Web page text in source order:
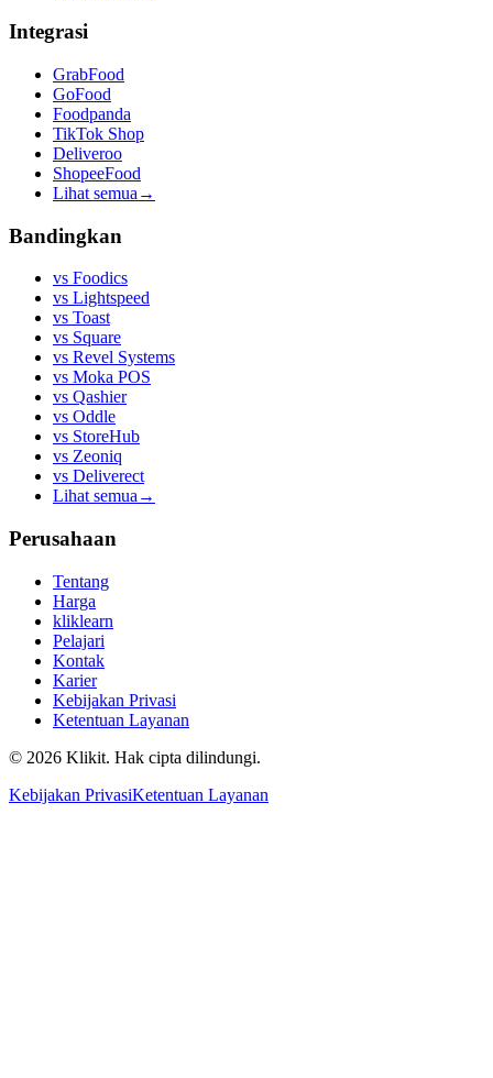
Integrasi
GrabFood
GoFood
Foodpanda
TikTok Shop
Deliveroo
ShopeeFood
Lihat semua →
Bandingkan
vs Foodics
vs Lightspeed
vs Toast
vs Square
vs Revel Systems
vs Moka POS
vs Qashier
vs Oddle
vs StoreHub
vs Zeoniq
vs Deliverect
Lihat semua →
Perusahaan
Tentang
Harga
kliklearn
Pelajari
Kontak
Karier
Kebijakan Privasi
Ketentuan Layanan
© 2026 Klikit. Hak cipta dilindungi.
Kebijakan PrivasiKetentuan Layanan